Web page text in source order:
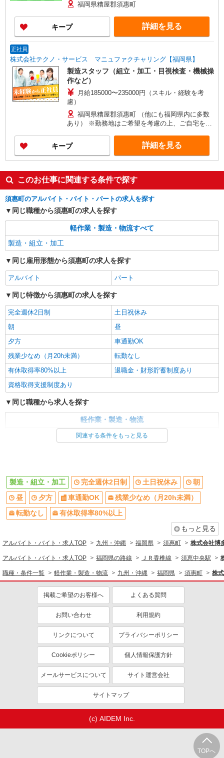
福岡県糟屋郡須惠町
キープ 詳細を見る
正社員
株式会社テクノ・サービス マニュファクチャリング【福岡県】
製造スタッフ（組立・加工・目視検査・機械操
作など）
月給185000〜235000円（スキル・経験を考
慮）
福岡県糟屋郡須惠町 （他にも福岡県内に多数
あり） ※勤務地はご希望を考慮の上、ご自宅を中
勤なし）
キープ 詳細を見る
このお仕事に関連する条件で探す
須惠町のアルバイト・バイト・パートの求人を探す
同じ職種から須惠町の求人を探す
軽作業・製造・物流すべて
製造・組立・加工
同じ雇用形態から須惠町の求人を探す
アルバイト パート
同じ特徴から須惠町の求人を探す
完全週休2日制
土日祝休み
朝
昼
夕方
車通勤OK
残業少なめ（月20h未満）
転勤なし
有休取得率80%以上
退職金・財形貯蓄制度あり
資格取得支援制度あり
同じ職種から求人を探す
軽作業・製造・物流
関連する条件をもっと見る
TOPへ
製造・組立・加工 完全週休2日制 土日祝休み
朝
昼
夕方 車通勤OK
残業少なめ（月20h未満）
転勤なし
有休取得率80%以上
もっと見る
アルバイト・バイト・求人TOP 九州・沖縄 福岡県 須惠町 株式会社博
アルバイト・バイト・求人TOP 福岡県の路線 ＪＲ香椎線 須恵中央駅
職種・条件一覧 軽作業・製造・物流 九州・沖縄 福岡県 須惠町 株
掲載ご希望のお客様へ よくある質問
お問い合わせ 利用規約
リンクについて プライバシーポリシー
Cookieポリシー 個人情報保護方針
メールサービスについて サイト運営会社
サイトマップ
(c) AIDEM Inc.